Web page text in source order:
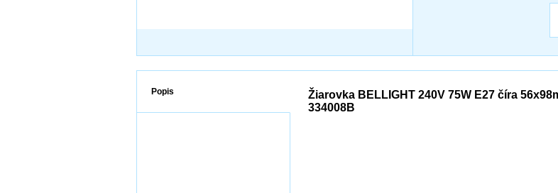
Popis
Žiarovka BELLIGHT 240V 75W E27 číra
334008B